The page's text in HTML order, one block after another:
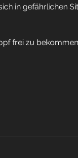
in gefährlichen
frei zu